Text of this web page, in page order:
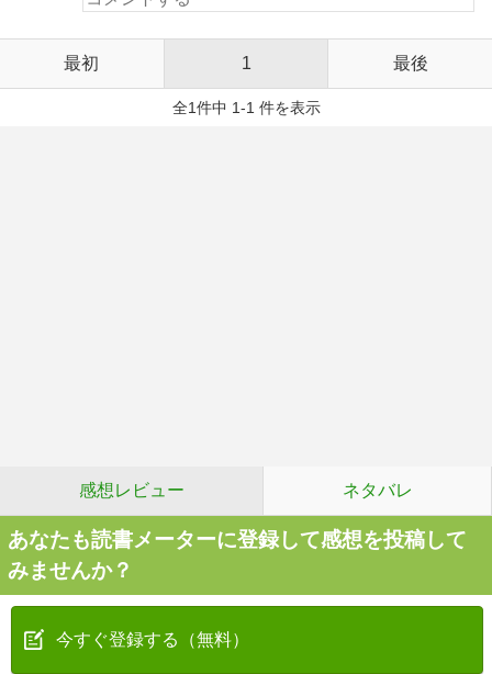
最初 1 最後
全1件中 1-1 件を表示
感想レビュー ネタバレ
あなたも読書メーターに登録して感想を投稿して
みませんか？
今すぐ登録する（無料）